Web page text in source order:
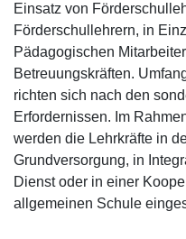
Einsatz von
Förderschullehrern, in
Pädagogischen
Betreuungskräften.
richten sich nach den
Erfordernissen. Im
werden die Lehrkräfte in
Grundversorgung, in
Dienst oder in einer
allgemeinen Schule